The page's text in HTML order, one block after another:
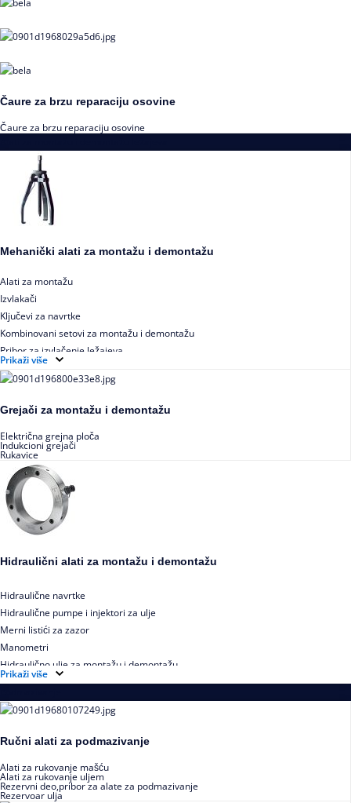
Čaure za brzu reparaciju osovine
Čaure za brzu reparaciju osovine
Mehanički alati za montažu i demontažu
Alati za montažu
Izvlakači
Ključevi za navrtke
Kombinovani setovi za montažu i demontažu
Pribor za izvlačenje ležajeva
Prikaži više
Grejači za montažu i demontažu
Električna grejna ploča
Indukcioni grejači
Rukavice
Hidraulični alati za montažu i demontažu
Hidraulične navrtke
Hidraulične pumpe i injektori za ulje
Merni listići za zazor
Manometri
Hidraulično ulje za montažu i demontažu
Prikaži više
Ručni alati za podmazivanje
Alati za rukovanje mašću
Alati za rukovanje uljem
Rezervni deo,pribor za alate za podmazivanje
Rezervoar ulja